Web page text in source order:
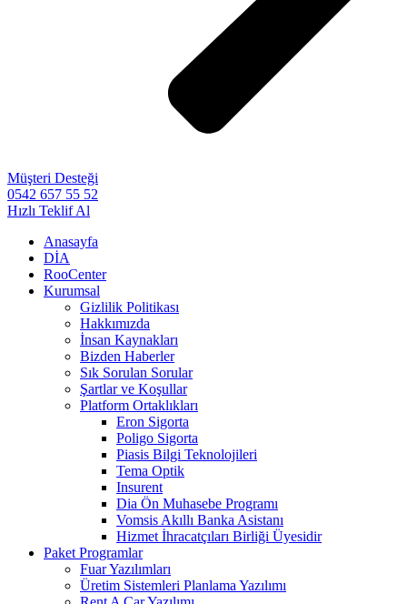
Müşteri Desteği
0542 657 55 52
Hızlı Teklif Al
Anasayfa
DİA
RooCenter
Kurumsal
Gizlilik Politikası
Hakkımızda
İnsan Kaynakları
Bizden Haberler
Sık Sorulan Sorular
Şartlar ve Koşullar
Platform Ortaklıkları
Eron Sigorta
Poligo Sigorta
Piasis Bilgi Teknolojileri
Tema Optik
Insurent
Dia Ön Muhasebe Programı
Vomsis Akıllı Banka Asistanı
Hizmet İhracatçıları Birliği Üyesidir
Paket Programlar
Fuar Yazılımları
Üretim Sistemleri Planlama Yazılımı